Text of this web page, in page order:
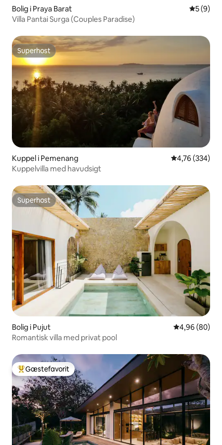
Bolig i Praya Barat 5 ud af 5
5 (9)
Villa Pantai Surga (Couples Paradise)
Superhost
Superhost
Kuppel i Pemenang 4,76 ud af 5 i
4,76 (334)
Kuppelvilla med havudsigt
Superhost
Superhost
Bolig i Pujut 4,96 ud af 5 i
4,96 (80)
Romantisk villa med privat pool
Bedste gæstefavorit
Gæstefavorit